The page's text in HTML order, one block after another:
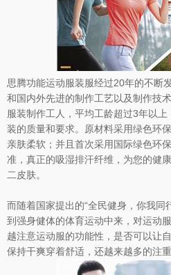
思腾功能运动服装服经过20年的不断
和国内外先进的制作工艺以及制作技
服装制作工人，平均工龄超过3年以
装的质量和要求。原材料采用绿色环
亲肤柔软；并且首次采用国际绿色环
准，真正的吸湿排汗纤维，为您的健
二皮肤。
而随着国家提出的“全民健身，你我同
到强身健体的体育运动中来，对运动
越注意运动服的功能性，是否可以让
保持干爽穿着舒适，还越来越多的注